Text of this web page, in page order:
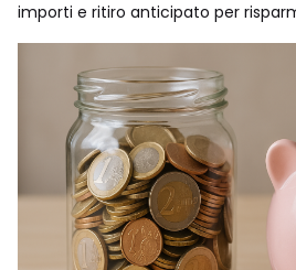
importi e ritiro anticipato per